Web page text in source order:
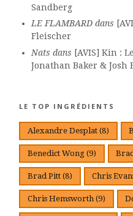
Sandberg
LE FLAMBARDdans
Fleischer
Nats dans [AVIS] Kin :
Jonathan Baker & Josh
LE TOP INGRÉDIENTS
Alexandre Desplat (8)
Benedict Wong (9)
Brad Pitt (8) Chris
Chris Hemsworth (9)